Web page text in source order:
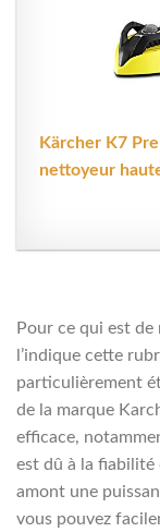
Kärcher K7
nettoyeur
Pour ce qui est
l’indique cette
particulièrement
de la marque
efficace,
est dû à la fiabilité
amont une
vous pouvez